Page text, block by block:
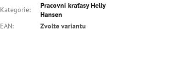
Kategorie:
Pracovní kraťasy Helly
Hansen
EAN: Zvolte variantu